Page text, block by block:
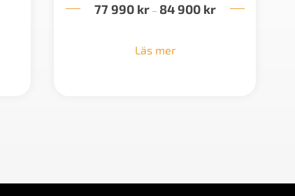
77 990 kr – 84 900 krPrisintervall:
Läs mer